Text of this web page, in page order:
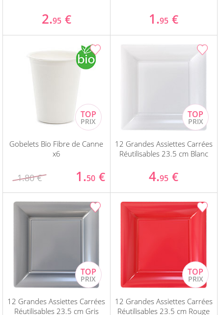
2.95 € 1.95 €
Gobelets Bio Fibre de Canne
x6
1.80 € 1.50 €
12 Grandes Assiettes Carrées
Réutilisables 23.5 cm Blanc
4.95 €
12 Grandes Assiettes Carrées
Réutilisables 23.5 cm Gris
12 Grandes Assiettes Carrées
Réutilisables 23.5 cm Rouge